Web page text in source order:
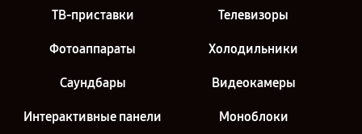
ТВ-приставки Телевизоры
Фотоаппараты Холодильники
Саундбары Видеокамеры
Интерактивные панели Моноблоки